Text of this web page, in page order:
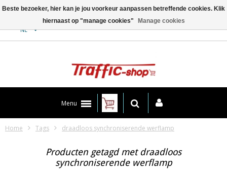
NL
Menu
Home Tags draadloos synchroniserende werflamp
Producten getagd met draadloos
synchroniserende werflamp
Beste bezoeker, hier kan je jou voorkeur aanpassen betreffende cookies. Klik
hiernaast op "manage cookies"
Manage cookies